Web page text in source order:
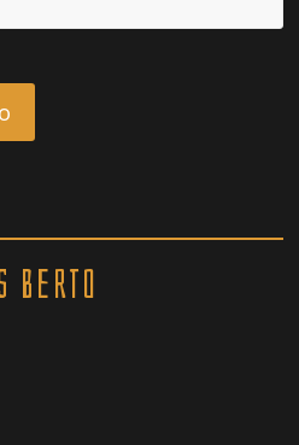
Berto